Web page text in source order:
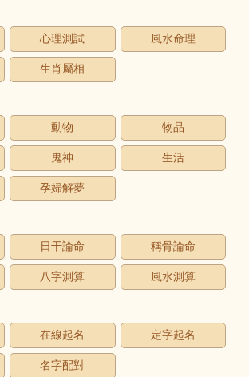
心理測試 風水命理
生肖屬相
動物 物品
鬼神 生活
孕婦解夢
日干論命 稱骨論命
八字測算 風水測算
在線起名 定字起名
名字配對